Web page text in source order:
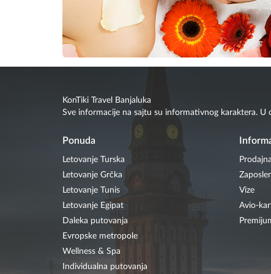
KonTiki Travel Banjaluka
Sve informacije na sajtu su informativnog karaktera.
Ponuda
Letovanje Turska
Letovanje Grčka
Letovanje Tunis
Letovanje Egipat
Daleka putovanja
Evropske metropole
Wellness & Spa
Individualna putovanja
Vize
Avio-